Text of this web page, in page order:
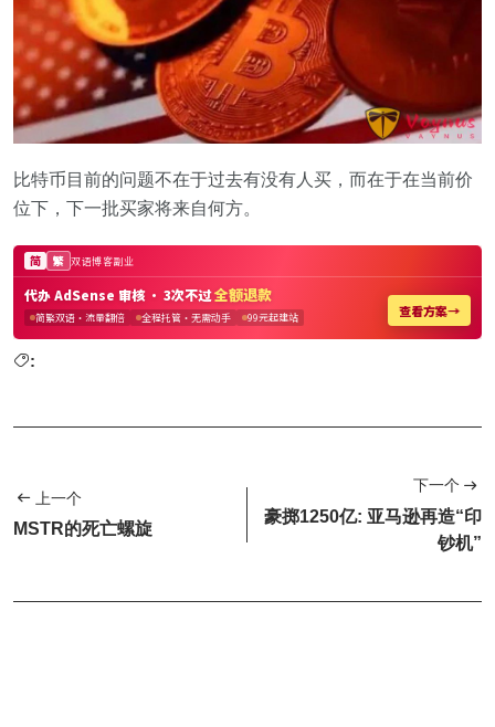
比特币目前的问题不在于过去有没有人买，而在于在当前价
位下，下一批买家将来自何方。
:
上一个
MSTR的死亡螺旋
下一个
豪掷1250亿: 亚马逊再造“印
钞机”